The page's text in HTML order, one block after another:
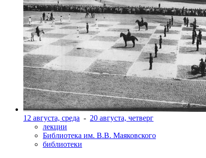
12 августа, среда - 20 августа, четверг
лекции
Библиотека им. В.В. Маяковского
библиотеки